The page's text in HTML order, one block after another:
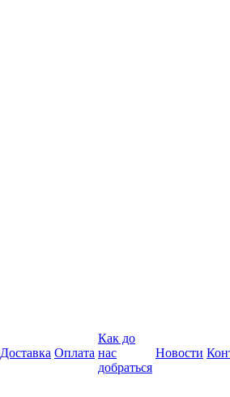
Доставка Оплата
Как до
нас
добраться
Новости